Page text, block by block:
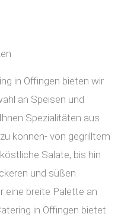
in Offingen bieten wir
an Speisen und
Spezialitäten aus
können- von gegrilltem
Salate, bis hin
und süßen
eine breite Palette an
in Offingen bietet